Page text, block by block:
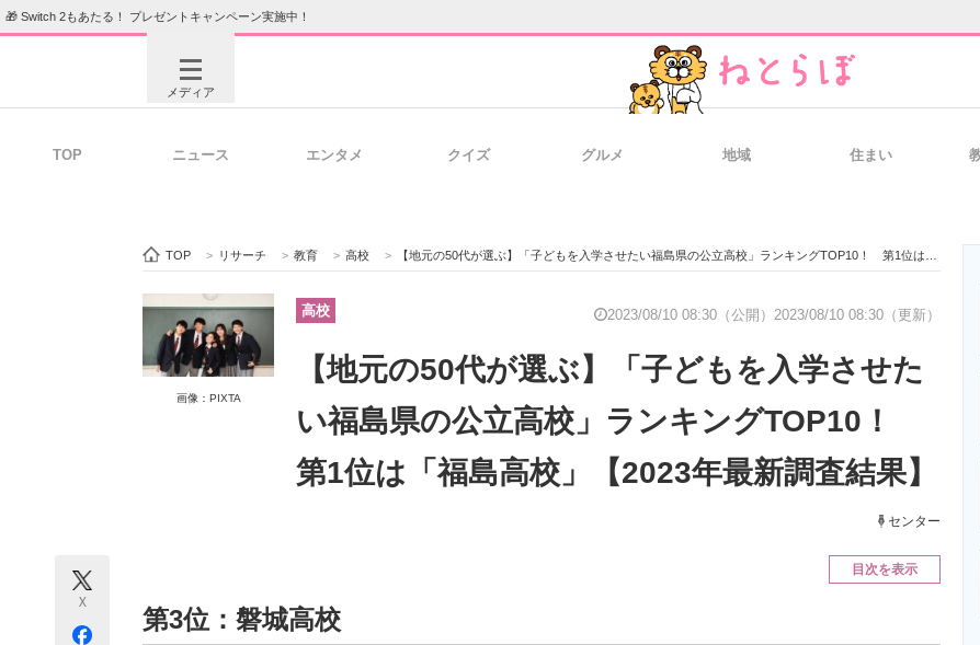
🎁 Switch 2もあたる！ プレゼントキャンペーン実施中！
メディア
ビジネスと働き方のヒント 経営リーダー
ITエンジニア向け専門サイト 企業向けIT製品の総合サイト 製造業のIT導
エネルギーの
ちょっと気になるネットの話題
TOP ニュース エンタメ クイズ グルメ 地域 住まい
TOP > リサーチ > 教育 > 高校 > 【地元の50代が選ぶ】「子どもを入学させたい福島県の公立高校」ランキングTOP10！ 第1位は「福島高校」【2023年最新調査結果】
画像：PIXTA
高校 2023/08/10 08:30（公開） 2023/08/10 08:30（更新）
【地元の50代が選ぶ】「子どもを入学させた
い福島県の公立高校」ランキングTOP10！
第1位は「福島高校」【2023年最新調査結果】
センター
X
目次を表示
第3位：磐城高校